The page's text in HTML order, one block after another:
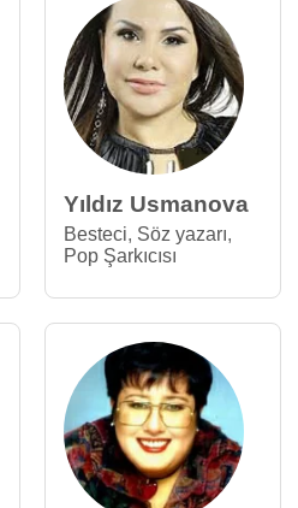
Yıldız Usmanova
Besteci, Söz yazarı,
Pop Şarkıcısı